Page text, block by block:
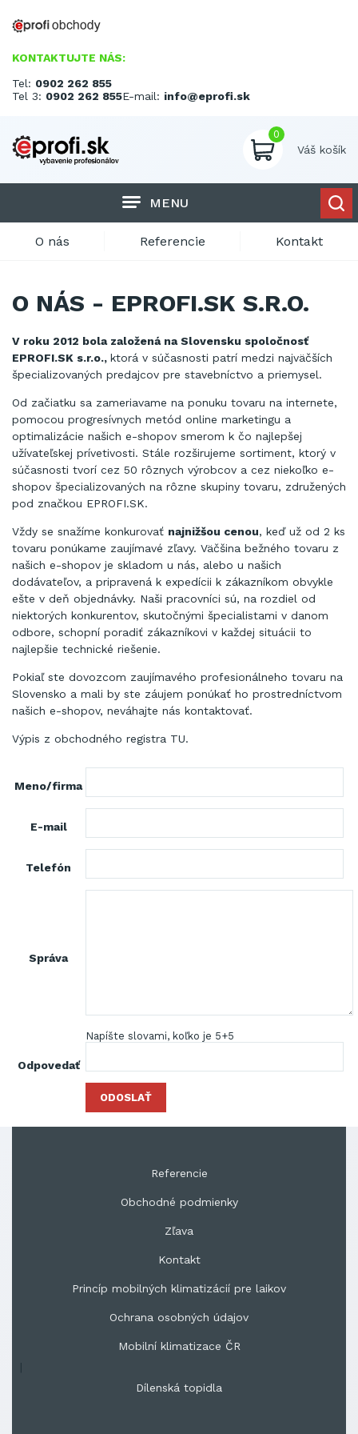
KONTAKTUJTE NÁS:
Tel: 0902 262 855
Tel 3: 0902 262 855E-mail: info@eprofi.sk
0
Váš košík
MENU
O nás Referencie Kontakt
O NÁS - EPROFI.SK S.R.O.
V roku 2012 bola založená na Slovensku spoločnosť
EPROFI.SK s.r.o., ktorá v súčasnosti patrí medzi najväčších
špecializovaných predajcov pre stavebníctvo a priemysel.
Od začiatku sa zameriavame na ponuku tovaru na internete,
pomocou progresívnych metód online marketingu a
optimalizácie našich e-shopov smerom k čo najlepšej
užívateľskej prívetivosti. Stále rozširujeme sortiment, ktorý v
súčasnosti tvorí cez 50 rôznych výrobcov a cez niekoľko e-
shopov špecializovaných na rôzne skupiny tovaru, združených
pod značkou EPROFI.SK.
Vždy se snažíme konkurovať najnižšou cenou, keď už od 2 ks
tovaru ponúkame zaujímavé zľavy. Väčšina bežného tovaru z
našich e-shopov je skladom u nás, alebo u našich
dodávateľov, a pripravená k expedícii k zákazníkom obvykle
ešte v deň objednávky. Naši pracovníci sú, na rozdiel od
niektorých konkurentov, skutočnými špecialistami v danom
odbore, schopní poradiť zákazníkovi v každej situácii to
najlepšie technické riešenie.
Pokiaľ ste dovozcom zaujímavého profesionálneho tovaru na
Slovensko a mali by ste záujem ponúkať ho prostredníctvom
našich e-shopov, neváhajte nás kontaktovať.
Výpis z obchodného registra TU.
Meno/firma
E-mail
Telefón
Správa
Odpovedať
Napíšte slovami, koľko je 5+5
ODOSLAŤ
Referencie
Obchodné podmienky
Zľava
Kontakt
Princíp mobilných klimatizácií pre laikov
Ochrana osobných údajov
Mobilní klimatizace ČR
|
Dílenská topidla